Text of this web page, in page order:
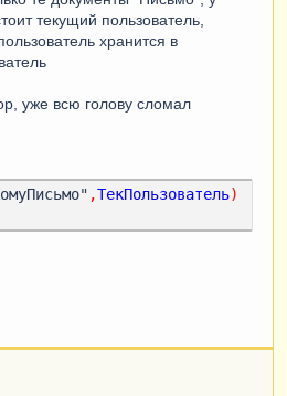
текущий пользователь,
хранится в
уже всю голову сломал
,ТекПользователь)